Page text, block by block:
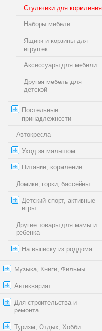
Стульчики для кормления
Наборы мебели
Ящики и корзины для
игрушек
Аксессуары для мебели
Другая мебель для
детской
Постельные
принадлежности
Автокресла
Уход за малышом
Питание, кормление
Домики, горки, бассейны
Детский спорт, активные
игры
Другие товары для мамы и
ребенка
На выписку из роддома
Музыка, Книги, Фильмы
Антиквариат
Для строительства и
ремонта
Туризм, Отдых, Хобби